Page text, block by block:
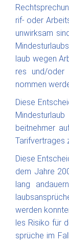
rif­- oder
un­wirk­sam
laub we­gen
res und/oder
nom­men
Die­se
beit­neh­mer
Ta­rif­ver­tra­ges
Die­se
dem Jah­re
lang
wer­den
les Ri­si­ko für
sprü­che im